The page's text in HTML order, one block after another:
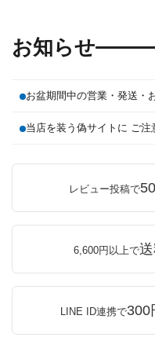
お知らせ
お盆期間中の営業・発送・
当店を装う偽サイトに ご注
レビュー投稿で
6,600円以上で
LINE ID連携で300